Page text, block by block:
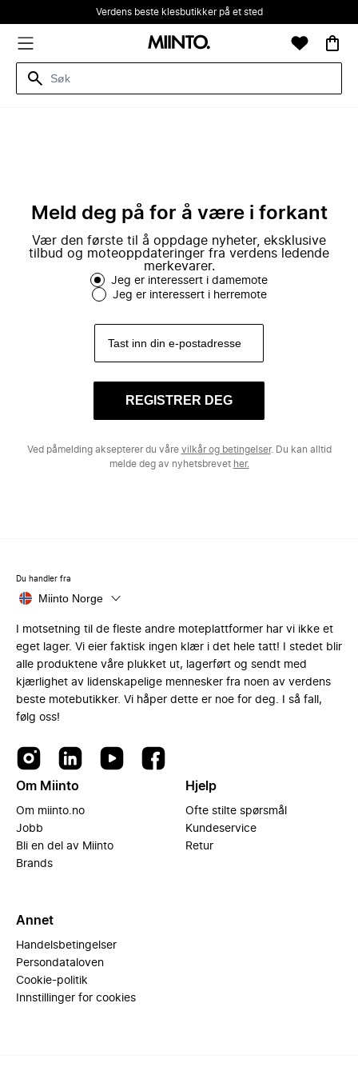
Verdens beste klesbutikker på et sted
Meld deg på for å være i forkant
Vær den første til å oppdage nyheter, eksklusive
tilbud og moteoppdateringer fra verdens ledende
merkevarer.
Jeg er interessert i damemote
Jeg er interessert i herremote
REGISTRER DEG
Ved påmelding aksepterer du våre vilkår og betingelser. Du kan alltid
melde deg av nyhetsbrevet her.
Du handler fra
Miinto Norge
I motsetning til de fleste andre moteplattformer har vi ikke et
eget lager. Vi eier faktisk ingen klær i det hele tatt! I stedet blir
alle produktene våre plukket ut, lagerført og sendt med
kjærlighet av lidenskapelige mennesker fra noen av verdens
beste motebutikker. Vi håper dette er noe for deg. I så fall,
følg oss!
Om Miinto
Om miinto.no
Jobb
Bli en del av Miinto
Brands
Hjelp
Ofte stilte spørsmål
Kundeservice
Retur
Annet
Handelsbetingelser
Persondataloven
Cookie-politik
Innstillinger for cookies